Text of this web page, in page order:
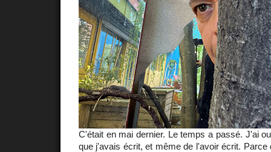
C'était en mai dernier. Le temps a passé. J'ai
que j'avais écrit, et même de l'avoir écrit. Parce